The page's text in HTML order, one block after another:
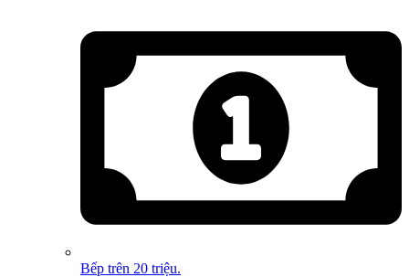
Bếp trên 20 triệu.